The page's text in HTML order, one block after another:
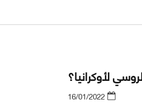
لأوكرانيا؟
16/01/2022